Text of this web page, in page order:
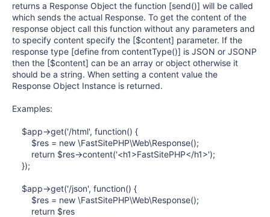
returns a Response Object the function [send()] will be called
which sends the actual Response. To get the content of the
response object call this function without any parameters and
to specify content specify the [$content] parameter. If the
response type [define from contentType()] is JSON or JSONP
then the [$content] can be an array or object otherwise it
should be a string. When setting a content value the
Response Object Instance is returned.
Examples:
$app->get('/html', function() {
$res = new \FastSitePHP\Web\Response();
return $res->content('<h1>FastSitePHP</h1>');
});
$app->get('/json', function() {
$res = new \FastSitePHP\Web\Response();
return $res